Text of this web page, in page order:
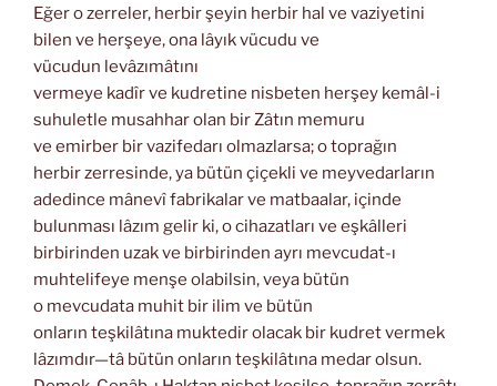
Eğer o zerreler, herbir şeyin herbir hal ve vaziyetini
bilen ve herşeye, ona lâyık vücudu ve
vücudun levâzımâtını
vermeye kadîr ve kudretine nisbeten herşey kemâl-i
suhuletle musahhar olan bir Zâtın memuru
ve emirber bir vazifedarı olmazlarsa; o toprağın
herbir zerresinde, ya bütün çiçekli ve meyvedarların
adedince mânevî fabrikalar ve matbaalar, içinde
bulunması lâzım gelir ki, o cihazatları ve eşkâlleri
birbirinden uzak ve birbirinden ayrı mevcudat-ı
muhtelifeye menşe olabilsin, veya bütün
o mevcudata muhit bir ilim ve bütün
onların teşkilâtına muktedir olacak bir kudret vermek
lâzımdır—tâ bütün onların teşkilâtına medar olsun.